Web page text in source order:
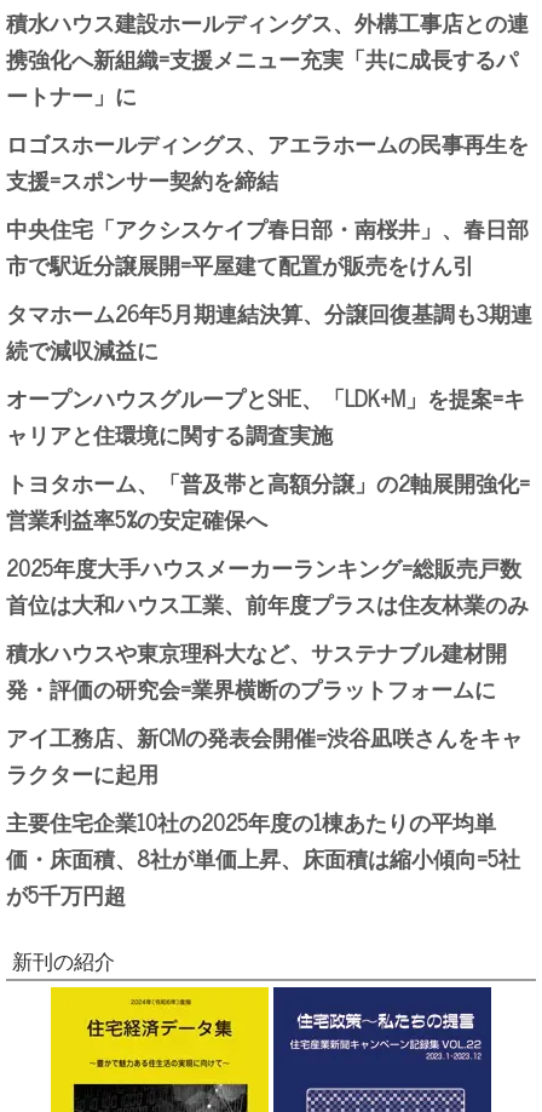
積水ハウス建設ホールディングス、外構工事店との連
携強化へ新組織=支援メニュー充実「共に成長するパ
ートナー」に
ロゴスホールディングス、アエラホームの民事再生を
支援=スポンサー契約を締結
中央住宅「アクシスケイプ春日部・南桜井」、春日部
市で駅近分譲展開=平屋建て配置が販売をけん引
タマホーム26年5月期連結決算、分譲回復基調も3期連
続で減収減益に
オープンハウスグループとSHE、「LDK+M」を提案=キ
ャリアと住環境に関する調査実施
トヨタホーム、「普及帯と高額分譲」の2軸展開強化=
営業利益率5%の安定確保へ
2025年度大手ハウスメーカーランキング=総販売戸数
首位は大和ハウス工業、前年度プラスは住友林業のみ
積水ハウスや東京理科大など、サステナブル建材開
発・評価の研究会=業界横断のプラットフォームに
アイ工務店、新CMの発表会開催=渋谷凪咲さんをキャ
ラクターに起用
主要住宅企業10社の2025年度の1棟あたりの平均単
価・床面積、8社が単価上昇、床面積は縮小傾向=5社
が5千万円超
新刊の紹介